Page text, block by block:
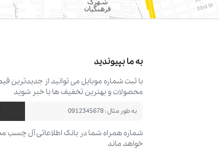
به ما بپیوندید
با ثبت شماره موبایل می ‌توانید از جدیدترین
محصولات و بهترین تخفیف ‌ها با خبر شوید
شماره همراه شما در بانک اطلاعاتی آل چسب
خواهد ماند